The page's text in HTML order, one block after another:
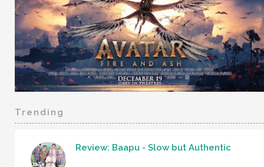
Trending
Review: Baapu - Slow but Authentic